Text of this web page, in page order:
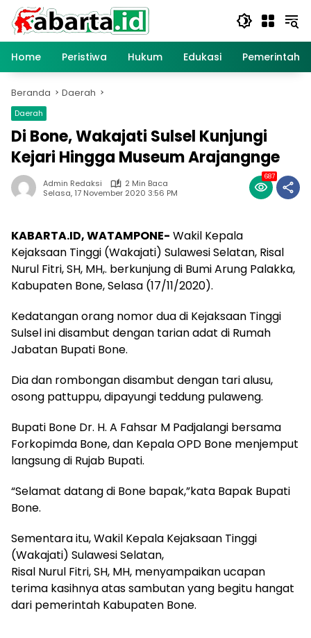
Langsung
konten
Home
Peristiwa Hukum Edukasi
Beranda Daerah
Daerah
Di Bone, Wakajati Sulsel Kunjungi
Kejari Hingga Museum Arajangnge
Admin Redaksi
2 Min Baca
Selasa, 17 November 2020 3:56 PM
687
KABARTA.ID, WATAMPONE- Wakil Kepala
Kejaksaan Tinggi (Wakajati) Sulawesi Selatan, Risal
Nurul Fitri, SH, MH,. berkunjung di Bumi Arung Palakka,
Kabupaten Bone, Selasa (17/11/2020).
Kedatangan orang nomor dua di Kejaksaan Tinggi
Sulsel ini disambut dengan tarian adat di Rumah
Jabatan Bupati Bone.
Dia dan rombongan disambut dengan tari alusu,
osong pattuppu, dipayungi teddung pulaweng.
Bupati Bone Dr. H. A Fahsar M Padjalangi bersama
Forkopimda Bone, dan Kepala OPD Bone menjemput
langsung di Rujab Bupati.
“Selamat datang di Bone bapak,”kata Bapak Bupati
Bone.
Sementara itu, Wakil Kepala Kejaksaan Tinggi
(Wakajati) Sulawesi Selatan,
Risal Nurul Fitri, SH, MH, menyampaikan ucapan
terima kasihnya atas sambutan yang begitu hangat
dari pemerintah Kabupaten Bone.